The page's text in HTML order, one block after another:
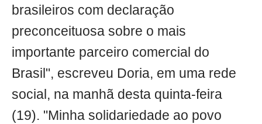
brasileiros com declaração
preconceituosa sobre o mais
importante parceiro comercial do
Brasil", escreveu Doria, em uma rede
social, na manhã desta quinta-feira
(19). "Minha solidariedade ao povo